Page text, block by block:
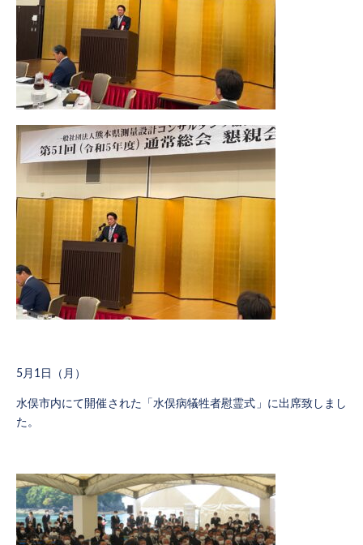
5月1日（月）
水俣市内にて開催された「水俣病犠牲者慰霊式」に出席致しまし
た。